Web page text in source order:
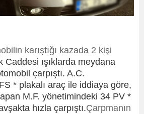
karıştığı kazada 2 kişi
Caddesi ışıklarda meydana
çarpıştı. A.C.
* plakalı araç ile iddiaya göre,
yapan M.F. yönetimindeki 34 PV *
hızla çarpıştı.Çarpmanın